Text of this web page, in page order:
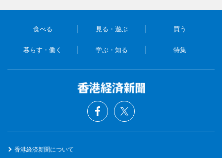
食べる 見る・遊ぶ 買う
暮らす・働く 学ぶ・知る 特集
香港経済新聞について